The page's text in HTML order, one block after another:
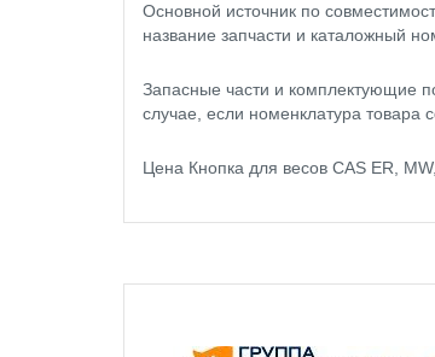
Основной источник по
название запчасти и каталожный
Запасные части и комплектующие
случае, если номенклатура товара
Цена Кнопка для весов CAS ER,